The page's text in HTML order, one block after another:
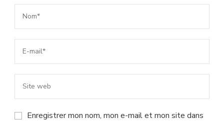
Enregistrer mon nom, mon e-mail et mon site dans